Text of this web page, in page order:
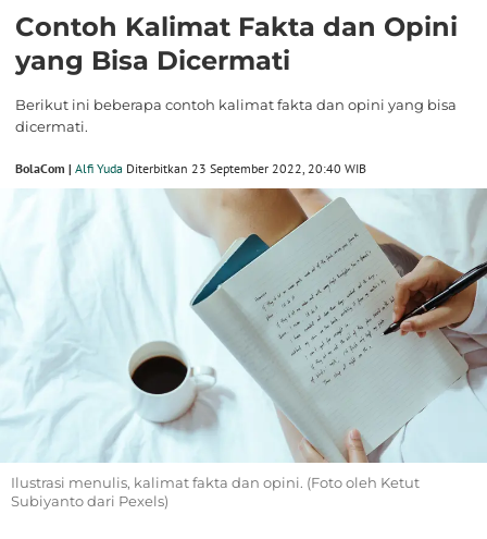
Contoh Kalimat Fakta dan Opini
yang Bisa Dicermati
Berikut ini beberapa contoh kalimat fakta dan opini yang bisa
dicermati.
BolaCom | Alfi Yuda Diterbitkan 23 September 2022, 20:40 WIB
Ilustrasi menulis, kalimat fakta dan opini. (Foto oleh Ketut
Subiyanto dari Pexels)